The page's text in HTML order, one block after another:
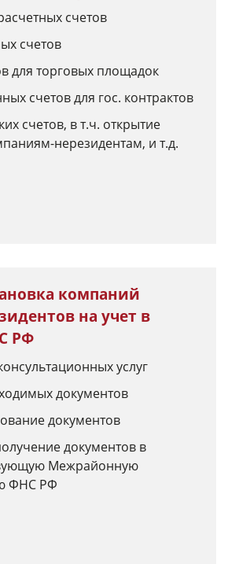
счетов
счетов
для торговых площадок
счетов для гос. контрактов
счетов, в т.ч. открытие
нерезидентам, и т.д.
компаний
на учет в
РФ
услуг
документов
документов
документов в
Межрайонную
ФНС РФ